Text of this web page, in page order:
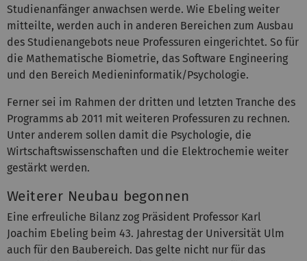
Studienanfänger anwachsen werde. Wie Ebeling weiter
mitteilte, werden auch in anderen Bereichen zum Ausbau
des Studienangebots neue Professuren eingerichtet. So für
die Mathematische Biometrie, das Software Engineering
und den Bereich Medieninformatik/Psychologie.
Ferner sei im Rahmen der dritten und letzten Tranche des
Programms ab 2011 mit weiteren Professuren zu rechnen.
Unter anderem sollen damit die Psychologie, die
Wirtschaftswissenschaften und die Elektrochemie weiter
gestärkt werden.
Weiterer Neubau begonnen
Eine erfreuliche Bilanz zog Präsident Professor Karl
Joachim Ebeling beim 43. Jahrestag der Universität Ulm
auch für den Baubereich. Das gelte nicht nur für das